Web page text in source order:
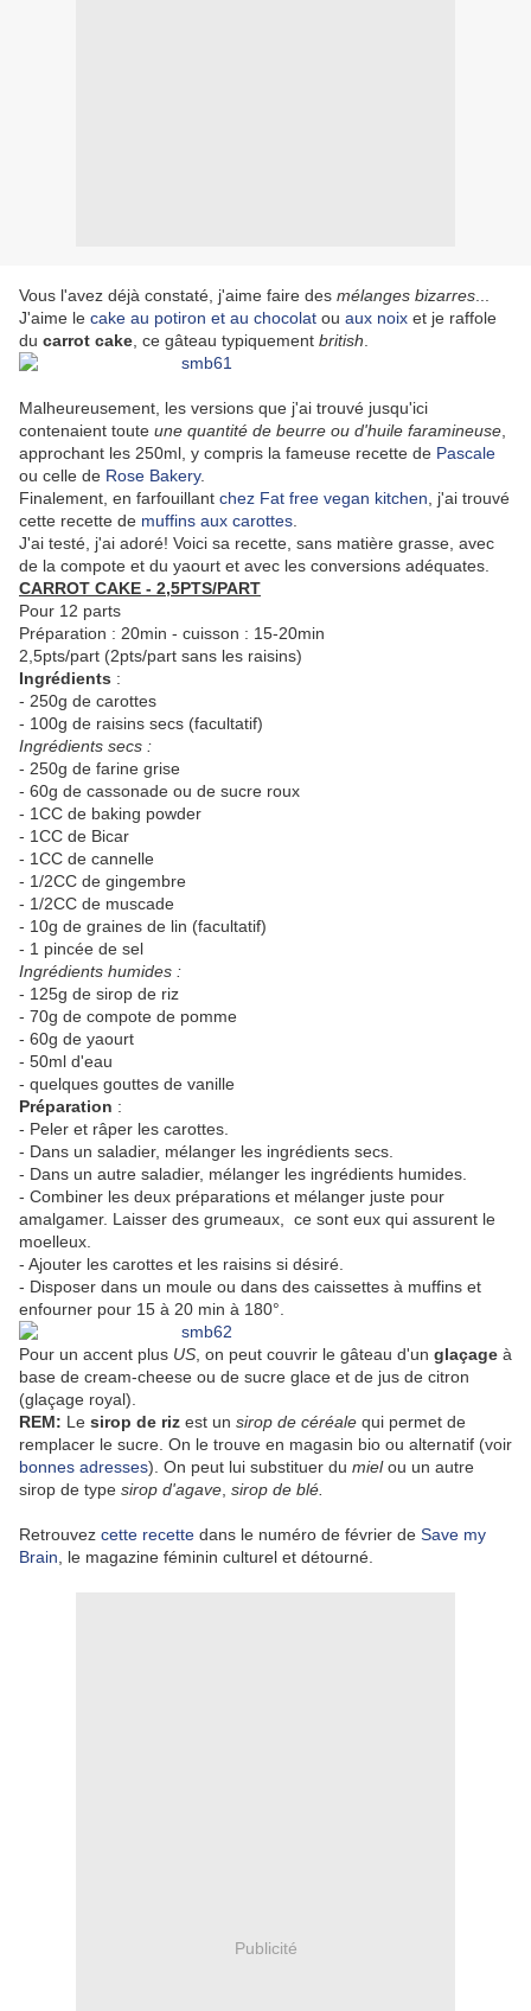
Vous l'avez déjà constaté, j'aime faire des mélanges bizarres
J'aime le cake au potiron et au chocolat ou aux noix et je raffole
du carrot cake , ce gâteau typiquement british
Malheureusement, les versions que j'ai trouvé jusqu'ici
contenaient toute une quantité de beurre ou d'huile faramineuse
approchant les 250ml, y compris la fameuse recette de Pascale
ou celle de Rose Bakery.
Finalement, en farfouillant chez Fat free vegan kitchen , j'ai trouvé
cette recette de muffins aux carottes
J'ai testé, j'ai adoré! Voici sa recette, sans matière grasse, avec
de la compote et du yaourt et avec les conversions adéquates.
CARROT CAKE - 2,5PTS/PART
Pour 12 parts
Préparation : 20min - cuisson : 15-20min
2,5pts/part (2pts/part sans les raisins)
Ingrédients :
- 250g de carottes
- 100g de raisins secs (facultatif)
Ingrédients secs :
- 250g de farine grise
- 60g de cassonade ou de sucre roux
- 1CC de baking powder
- 1CC de Bicar
- 1CC de cannelle
- 1/2CC de gingembre
- 1/2CC de muscade
- 10g de graines de lin (facultatif)
- 1 pincée de sel
Ingrédients humides :
- 125g de sirop de riz
- 70g de compote de pomme
- 60g de yaourt
- 50ml d'eau
- quelques gouttes de vanille
Préparation :
- Peler et râper les carottes.
- Dans un saladier, mélanger les ingrédients secs.
- Dans un autre saladier, mélanger les ingrédients humides.
- Combiner les deux préparations et mélanger juste pour
amalgamer. Laisser des grumeaux, ce sont eux qui assurent le
moelleux.
- Ajouter les carottes et les raisins si désiré.
- Disposer dans un moule ou dans des caissettes à muffins et
enfourner pour 15 à 20 min à 180°.
Pour un accent plus US , on peut couvrir le gâteau d'un glaçage à
base de cream-cheese ou de sucre glace et de jus de citron
(glaçage royal).
REM: Le sirop de riz est un sirop de céréale qui permet de
remplacer le sucre. On le trouve en magasin bio ou alternatif (voir
bonnes adresses). On peut lui substituer du mielou un autre
sirop de type sirop d'agave sirop de blé.
Retrouvez cette recette dans le numéro de février de Save my
Brain , le magazine féminin culturel et détourné.
Publicité